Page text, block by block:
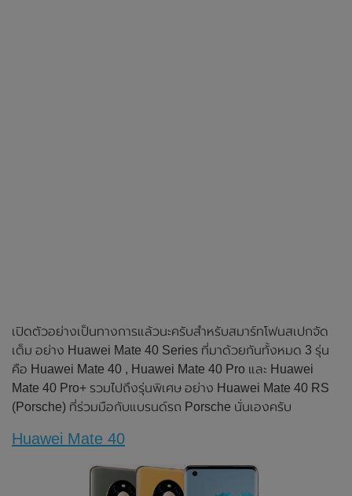
เปิดตัวอย่างเป็นทางการแล้วนะครับสำหรับสมาร์ทโฟนสเปกจัด
เต็ม อย่าง Huawei Mate 40 Series ที่มาด้วยกันทั้งหมด 3 รุ่น
คือ Huawei Mate 40 , Huawei Mate 40 Pro และ Huawei
Mate 40 Pro+ รวมไปถึงรุ่นพิเศษ อย่าง Huawei Mate 40 RS
(Porsche) ที่ร่วมมือกับแบรนด์รถ Porsche นั่นเองครับ
Huawei Mate 40